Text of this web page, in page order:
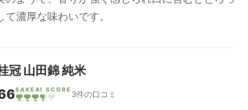
て濃厚な味わいです。
冠 山田錦 純米
SAKEAI SCORE 3件の口コミ